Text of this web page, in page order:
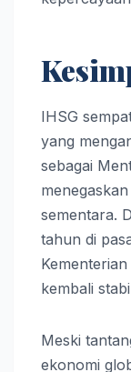
IHSG
yang
sebagai
sementara.
tahun di
kembali
Meski
ekonomi